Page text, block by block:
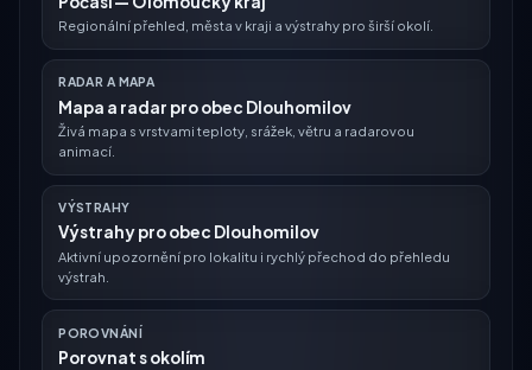
Regionální přehled, města v kraji a výstrahy pro širší okolí.
RADAR A MAPA
Mapa a radar pro obec Dlouhomilov
Živá mapa s vrstvami teploty, srážek, větru a radarovou
animací.
VÝSTRAHY
Výstrahy pro obec Dlouhomilov
Aktivní upozornění pro lokalitu i rychlý přechod do přehledu
výstrah.
POROVNÁNÍ
Porovnat s okolím